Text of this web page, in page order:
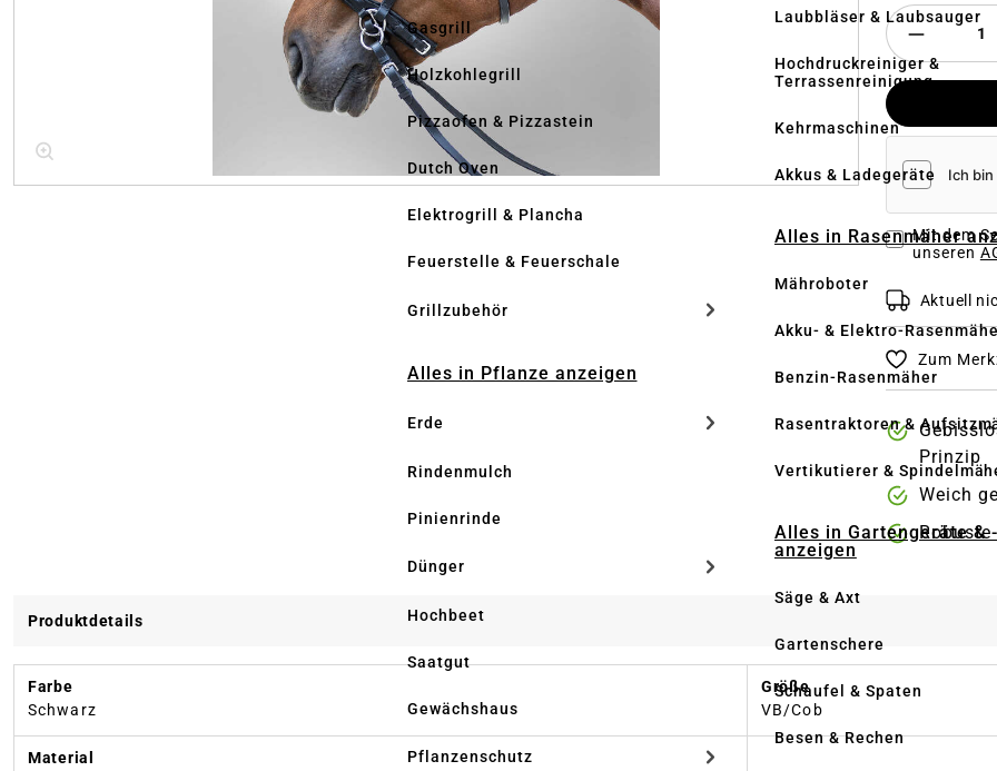
Gasgrill
Holzkohlegrill
Pizzaofen & Pizzastein
Dutch Oven
Elektrogrill & Plancha
Feuerstelle & Feuerschale
Grillzubehör
Alles in Pflanze anzeigen
Erde
Rindenmulch
Pinienrinde
Dünger
Hochbeet
Saatgut
Gewächshaus
Pflanzenschutz
Laubbläser & Laubsauger
Hochdruckreiniger &
Terrassenreinigung
Kehrmaschinen
Akkus & Ladegeräte
Alles in Rasenmäher
Mähroboter
Akku- & Elektro-
Benzin-Rasenmäher
Rasentraktoren &
Vertikutierer &
Alles in Gartengeräte &
anzeigen
Säge & Axt
Gartenschere
Schaufel & Spaten
Besen & Rechen
Mit dem
unseren
Aktuell
Zum
Prinzip
Weich
Produktdetails
Farbe
Schwarz
Größe
VB/Cob
Material